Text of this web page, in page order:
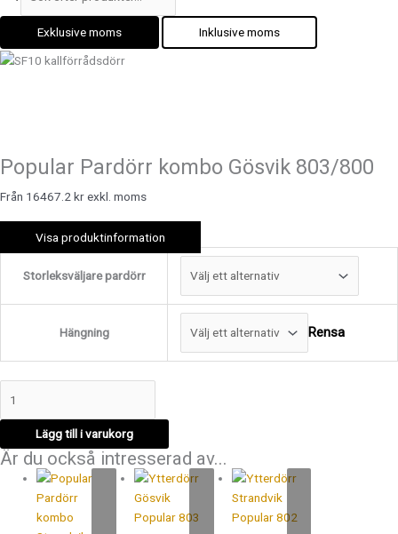
Exklusive moms Inklusive moms
Popular Pardörr kombo Gösvik 803/800
Från 16467.2 kr exkl. moms
Visa produktinformation
Storleksväljare pardörr
Hängning Rensa
Lägg till i varukorg
Är du också intresserad av...